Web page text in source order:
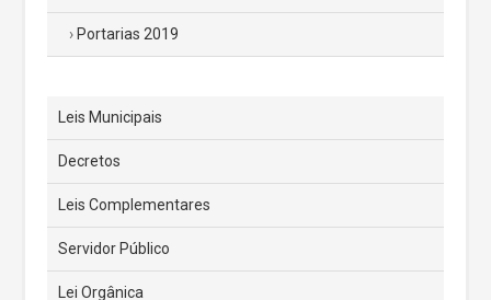
Portarias 2019
Leis Municipais
Decretos
Leis Complementares
Servidor Público
Lei Orgânica